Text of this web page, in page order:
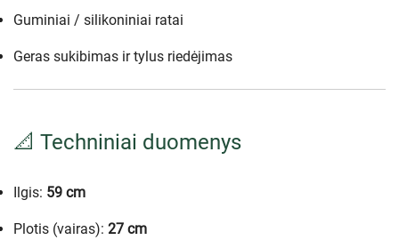
Guminiai / silikoniniai ratai
Geras sukibimas ir tylus riedėjimas
📐 Techniniai duomenys
Ilgis: 59 cm
Plotis (vairas): 27 cm